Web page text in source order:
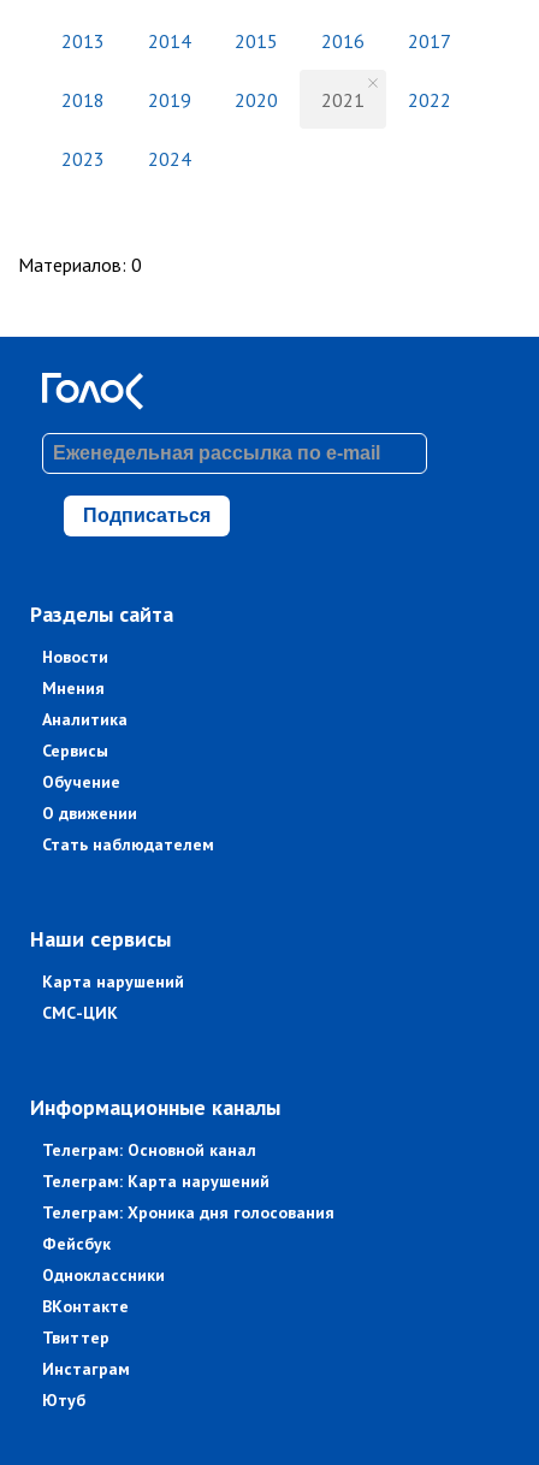
2013 2014 2015 2016 2017
2018 2019 2020 2021 2022
2023 2024
Материалов: 0
Подписаться
Разделы сайта
Новости
Мнения
Аналитика
Сервисы
Обучение
О движении
Стать наблюдателем
Наши сервисы
Карта нарушений
СМС-ЦИК
Информационные каналы
Телеграм: Основной канал
Телеграм: Карта нарушений
Телеграм: Хроника дня голосования
Фейсбук
Одноклассники
ВКонтакте
Твиттер
Инстаграм
Ютуб